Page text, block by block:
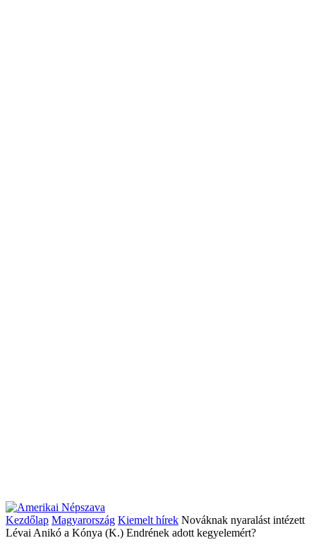
Kezdőlap Magyarország Kiemelt hírek Nováknak nyaralást intézett
Lévai Anikó a Kónya (K.) Endrének adott kegyelemért?